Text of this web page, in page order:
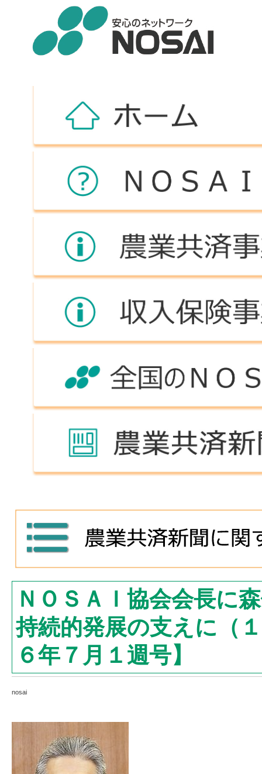
ＮＯＳＡＩ協会会長に
持続的発展の支えに（
６年７月１週号】
nosai